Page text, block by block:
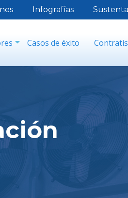
Infografías
Casos de éxito